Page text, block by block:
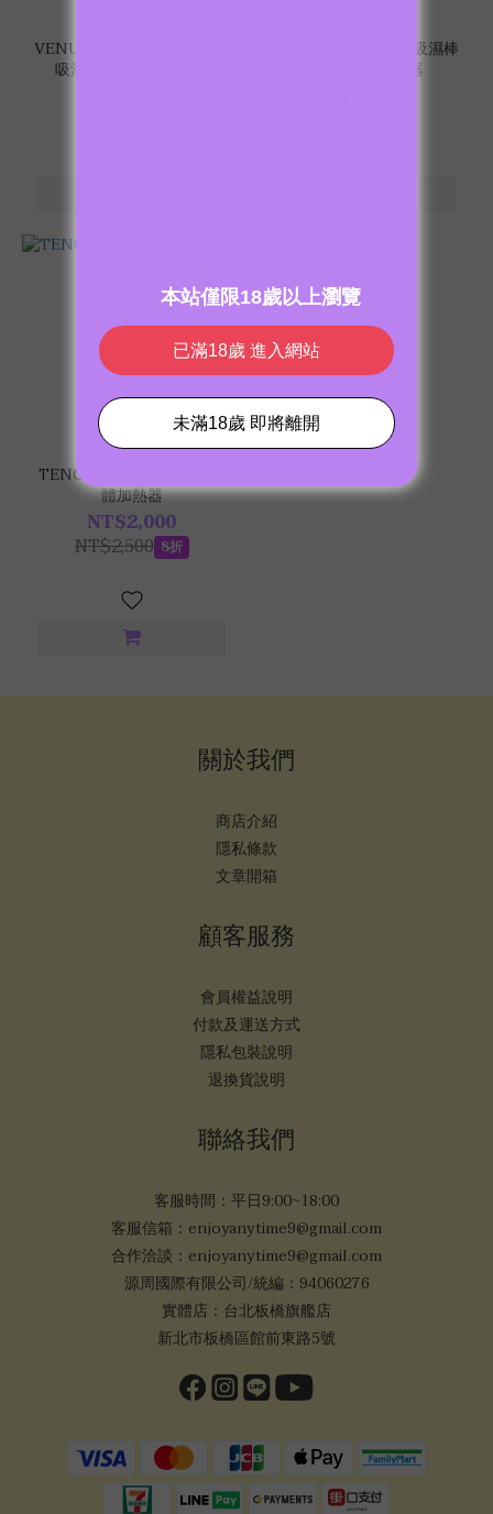
VENUS｜瞬吸加粗款飛機杯
吸濕棒｜高效乾燥神器
VENUS｜錐形飛機杯吸濕棒
｜硅藻土乾燥神器
TENGA CUP WARMER 杯
體加熱器
NT$2,000
NT$2,500 8折
關於我們
商店介紹
隱私條款
文章開箱
顧客服務
會員權益說明
付款及運送方式
隱私包裝說明
退換貨說明
聯絡我們
客服時間：平日9:00~18:00
客服信箱：enjoyanytime9@gmail.com
合作洽談：enjoyanytime9@gmail.com
源周國際有限公司/統編：94060276
實體店：台北板橋旗艦店
新北市板橋區館前東路5號